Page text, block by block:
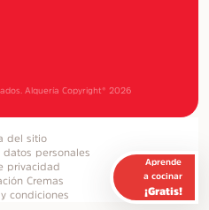
Alquería Copyright® 2026
del sitio
datos personales
privacidad
Cremas
condiciones
Aprende
a cocinar
¡Gratis!